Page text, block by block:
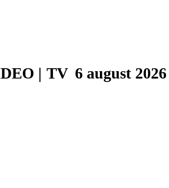
| TV 6 august 2026